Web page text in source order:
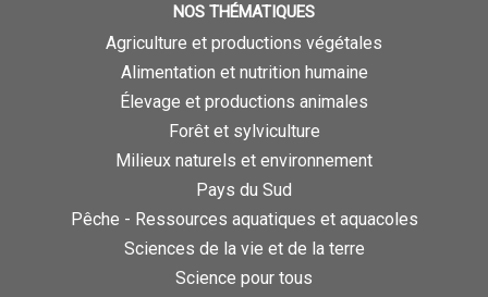
NOS THÉMATIQUES
Agriculture et productions végétales
Alimentation et nutrition humaine
Élevage et productions animales
Forêt et sylviculture
Milieux naturels et environnement
Pays du Sud
Pêche - Ressources aquatiques et aquacoles
Sciences de la vie et de la terre
Science pour tous